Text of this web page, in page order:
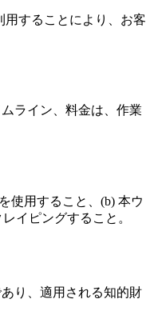
用することにより、お客
ライン、料金は、作業
使用すること、(b) 本ウ
イピングすること。
り、適用される知的財